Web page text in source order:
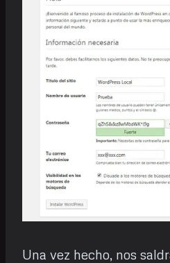
Una vez hecho, nos